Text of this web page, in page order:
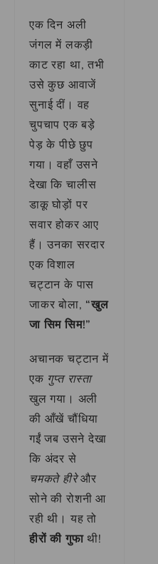
एक दिन अली
जंगल में लकड़ी
काट रहा था, तभी
उसे कुछ आवाजें
सुनाई दीं। वह
चुपचाप एक बड़े
पेड़ के पीछे छुप
गया। वहाँ उसने
देखा कि चालीस
डाकू घोड़ों पर
सवार होकर आए
हैं। उनका सरदार
एक विशाल
चट्टान के पास
जाकर बोला, “खुल
जा सिम सिम!”
अचानक चट्टान में
एक गुप्त रास्ता
खुल गया। अली
की आँखें चौंधिया
गईं जब उसने देखा
कि अंदर से
चमकते हीरेऔर
सोने की रोशनी आ
रही थी। यह तो
हीरों की गुफाथी!